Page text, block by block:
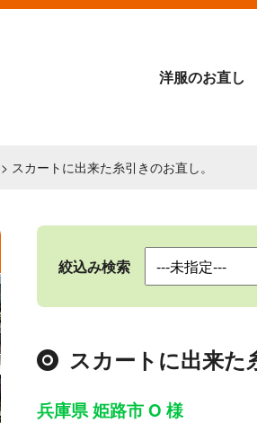
洋服のお直し
> スカートに出来た糸引きのお直し。
絞込み検索
スカートに出来た
兵庫県 姫路市 O 様